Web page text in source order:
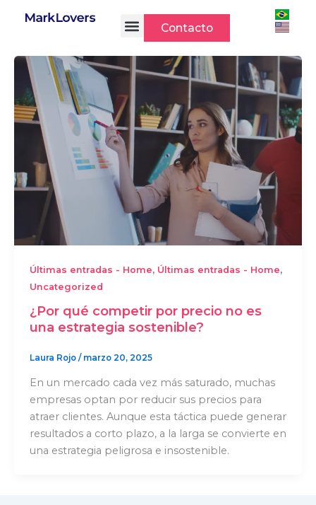
Contacto
Últimas entradas - Home, Últimas entradas - Home,
Uncategorized
¿Por qué competir por precio no es
una estrategia sostenible?
Laura Rojo / marzo 20, 2025
En un mercado cada vez más saturado, muchas
empresas optan por reducir sus precios para
atraer clientes. Aunque esta táctica puede generar
resultados a corto plazo, a la larga se convierte en
una estrategia peligrosa e insostenible.